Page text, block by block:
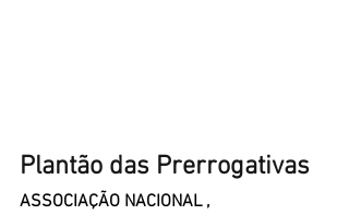
Plantão das Prerrogativas
ASSOCIAÇÃO NACIONAL ,